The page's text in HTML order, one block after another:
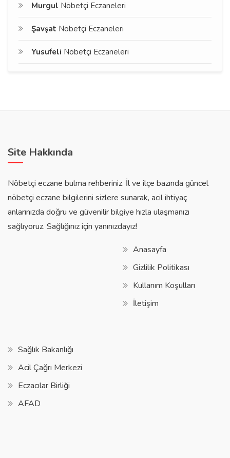
Murgul Nöbetçi Eczaneleri
Şavşat Nöbetçi Eczaneleri
Yusufeli Nöbetçi Eczaneleri
Site Hakkında
Nöbetçi eczane bulma rehberiniz. İl ve ilçe bazında güncel
nöbetçi eczane bilgilerini sizlere sunarak, acil ihtiyaç
anlarınızda doğru ve güvenilir bilgiye hızla ulaşmanızı
sağlıyoruz. Sağlığınız için yanınızdayız!
Anasayfa
Gizlilik Politikası
Kullanım Koşulları
İletişim
Sağlık Bakanlığı
Acil Çağrı Merkezi
Eczacılar Birliği
AFAD